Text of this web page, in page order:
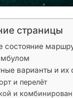
страницы
состояние
варианты и их
и перелёт
и